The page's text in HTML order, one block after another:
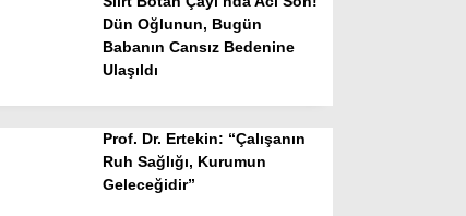
Dün Oğlunun, Bugün
Babanın Cansız Bedenine
Ulaşıldı
Prof. Dr. Ertekin: “Çalışanın
Ruh Sağlığı, Kurumun
Geleceğidir”